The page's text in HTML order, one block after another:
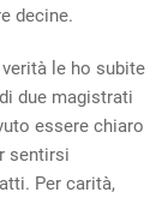
decine.
le ho subite
due magistrati
essere chiaro
sentirsi
Per carità,